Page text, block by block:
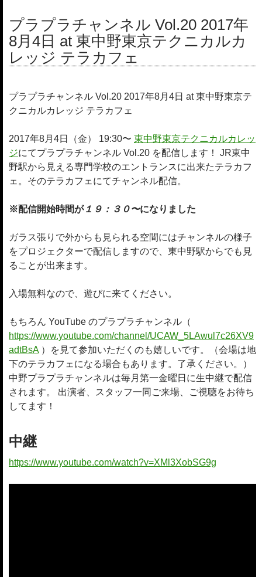
プラプラチャンネル Vol.20 2017年
8月4日 at 東中野東京テクニカルカ
レッジ テラカフェ
プラプラチャンネル Vol.20 2017年8月4日 at 東中野東京テ
クニカルカレッジ テラカフェ
2017年8月4日（金） 19:30〜 東中野東京テクニカルカレッ
ジにてプラプラチャンネル Vol.20 を配信します！ JR東中
野駅から見える専門学校のエントランスに出来たテラカフ
ェ。そのテラカフェにてチャンネル配信。
※配信開始時間が１９：３０〜になりました
ガラス張りで外からも見られる空間にはチャンネルの様子
をプロジェクターで配信しますので、東中野駅からでも見
ることが出来ます。
入場無料なので、遊びに来てください。
もちろん YouTube のプラプラチャンネル（
https://www.youtube.com/channel/UCAW_5LAwul7c26XV9
adtBsA）を見て参加いただくのも嬉しいです。（会場は地
下のテラカフェになる場合もあります。了承ください。）
中野プラプラチャンネルは毎月第一金曜日に生中継で配信
されます。 出演者、スタッフ一同ご来場、ご視聴をお待ち
してます！
中継
https://www.youtube.com/watch?v=XMl3XobSG9g